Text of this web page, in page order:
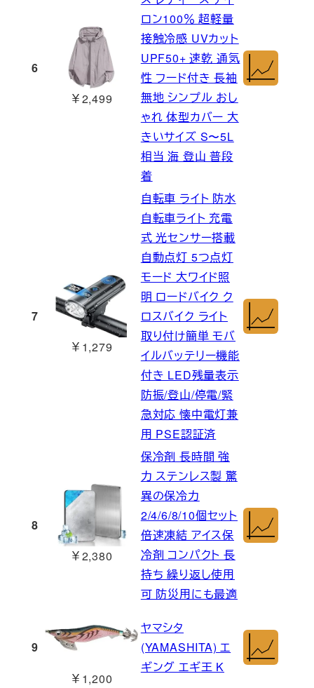
6
￥2,499
ロン100％ 超軽量
接触冷感 UVカット
UPF50+ 速乾 通気
性 フード付き 長袖
無地 シンプル おし
ゃれ 体型カバー 大
きいサイズ S〜5L
相当 海 登山 普段
着
7
￥1,279
自転車 ライト 防水
自転車ライト 充電
式 光センサー搭載
自動点灯 5つ点灯
モード 大ワイド照
明 ロードバイク ク
ロスバイク ライト
取り付け簡単 モバ
イルバッテリー機能
付き LED残量表示
防振/登山/停電/緊
急対応 懐中電灯兼
用 PSE認証済
8
￥2,380
保冷剤 長時間 強
力 ステンレス製 驚
異の保冷力
2/4/6/8/10個セット
倍速凍結 アイス保
冷剤 コンパクト 長
持ち 繰り返し使用
可 防災用にも最適
9
￥1,200
ヤマシタ
(YAMASHITA) エ
ギング エギ王 K